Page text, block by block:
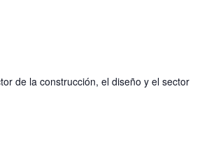
de la construcción, el diseño y el sector